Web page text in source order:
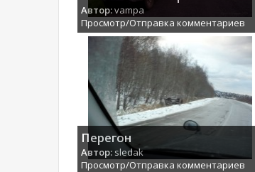
Автор:vampa
Просмотр/Отправка комментариев
Перегон
Автор: sledak
Просмотр/Отправка комментариев